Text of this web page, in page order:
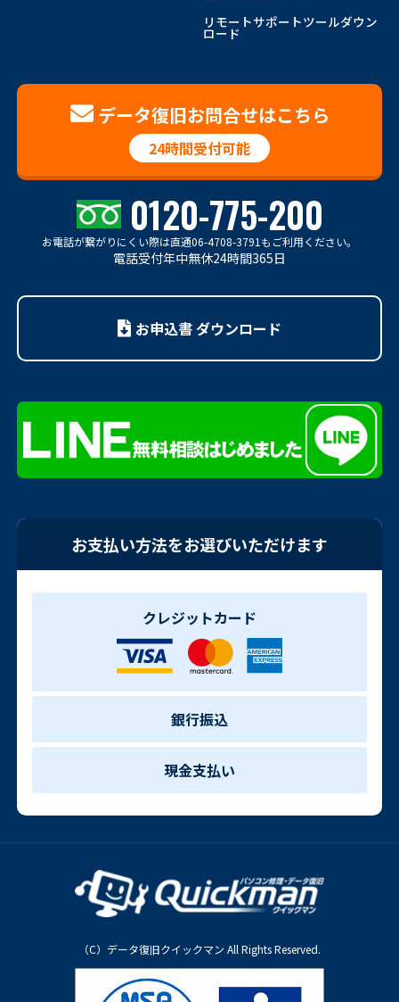
リモートサポートツールダウン
ロード
データ復旧お問合せはこちら
24時間受付可能
0120-775-200
お電話が繋がりにくい際は直通06-4708-3791もご利用ください。
電話受付年中無休24時間365日
お申込書 ダウンロード
お支払い方法をお選びいただけます
クレジットカード
銀行振込
現金支払い
（C）データ復旧クイックマン All Rights Reserved.